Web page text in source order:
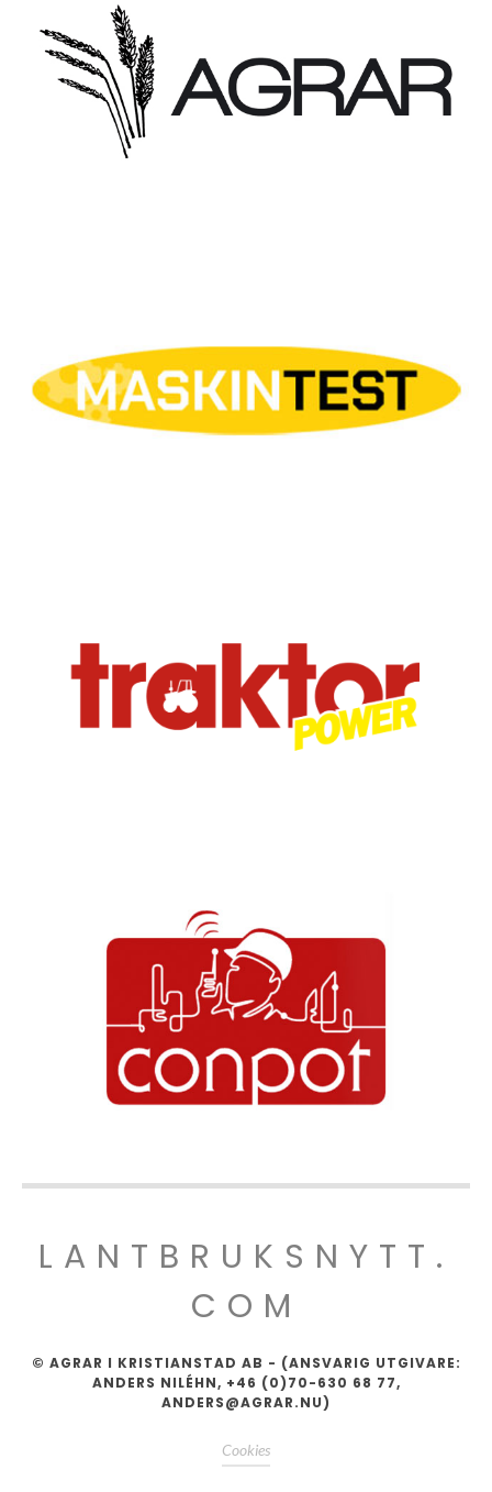
LANTBRUKSNYTT.
COM
© AGRAR I KRISTIANSTAD AB - (ANSVARIG UTGIVARE:
ANDERS NILÉHN, +46 (0)70-630 68 77,
ANDERS@AGRAR.NU)
Cookies